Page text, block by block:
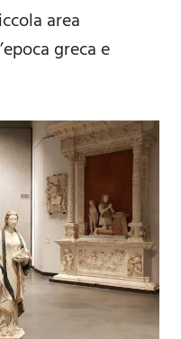
area
greca e